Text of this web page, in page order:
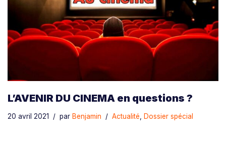
L’AVENIR DU CINEMA en questions ?
20 avril 2021 par Benjamin Actualité Dossier spécial